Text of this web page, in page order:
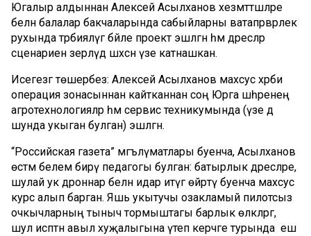
Югалыр алдыннан Алексей Асылханов хезмәттәшләре
белән балалар бакчаларында сабыйларны ватапәрвәрлек
рухында тәрбияләүгә бәйле проект эшләгән һәм дәресләр
сценариен әзерләүдә шәхсән үзе катнашкан.
Исегезгә төшерәбез: Алексей Асылханов махсус хәрби
операция зонасыннан кайтканнан соң Юрга шәһәренең
агротехнологияләр һәм сервис техникумында (үзе дә
шунда укыган булган) эшләгән.
“Российская газета” мәгълүматлары буенча, Асылханов
өстәмә белем бирү педагогы булган: батырлык дәресләре,
шулай ук дроннар белән идарә итүгә өйрәтү буенча махсус
курс алып барган. Яшь укытучы озакламый пилотсыз
очкычларның тыныч тормыштагы барлык өлкәләргә,
шул исәптән авыл хуҗалыгына үтеп керәчәге турында еш